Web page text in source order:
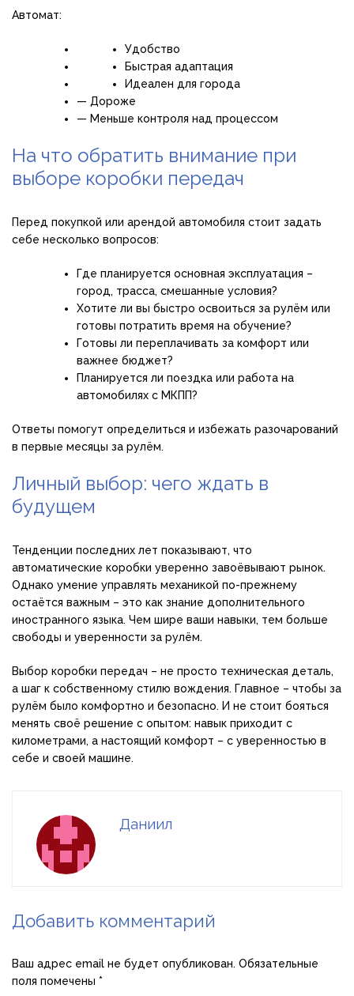
Автомат:
Удобство
Быстрая адаптация
Идеален для города
— Дороже
— Меньше контроля над процессом
На что обратить внимание при
выборе коробки передач
Перед покупкой или арендой автомобиля стоит задать
себе несколько вопросов:
Где планируется основная эксплуатация –
город, трасса, смешанные условия?
Хотите ли вы быстро освоиться за рулём или
готовы потратить время на обучение?
Готовы ли переплачивать за комфорт или
важнее бюджет?
Планируется ли поездка или работа на
автомобилях с МКПП?
Ответы помогут определиться и избежать разочарований
в первые месяцы за рулём.
Личный выбор: чего ждать в
будущем
Тенденции последних лет показывают, что
автоматические коробки уверенно завоёвывают рынок.
Однако умение управлять механикой по-прежнему
остаётся важным – это как знание дополнительного
иностранного языка. Чем шире ваши навыки, тем больше
свободы и уверенности за рулём.
Выбор коробки передач – не просто техническая деталь,
а шаг к собственному стилю вождения. Главное – чтобы за
рулём было комфортно и безопасно. И не стоит бояться
менять своё решение с опытом: навык приходит с
километрами, а настоящий комфорт – с уверенностью в
себе и своей машине.
Даниил
Добавить комментарий
Ваш адрес email не будет опубликован. Обязательные
поля помечены *